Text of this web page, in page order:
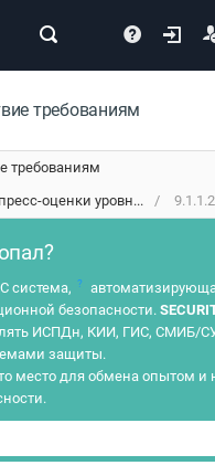
требованиям
требованиям
оценки уровн...
система, ?
безопасности.
ИСПДн, КИИ, ГИС, СМИБ/
защиты.
место для обмена опытом и